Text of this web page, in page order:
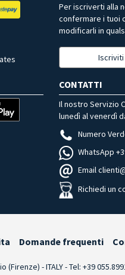
Per iscriverti alla
confermare i tuoi
modificarli in
CONTATTI
Il nostro Servizio
lunedì al venerdì
Numero
WhatsApp
Email
Richiedi un
Domande frequenti
- ITALY - Tel: +39